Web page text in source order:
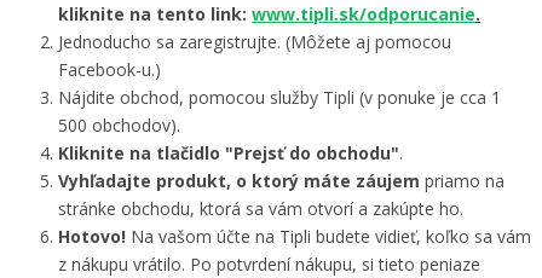
kliknite na tento link: www.tipli.sk/odporucanie.
Jednoducho sa zaregistrujte. (Môžete aj pomocou
Facebook-u.)
Nájdite obchod, pomocou služby Tipli (v ponuke je cca 1
500 obchodov).
Kliknite na tlačidlo "Prejsť do obchodu".
Vyhľadajte produkt, o ktorý máte záujem priamo na
stránke obchodu, ktorá sa vám otvorí a zakúpte ho.
Hotovo! Na vašom účte na Tipli budete vidieť, koľko sa vám
z nákupu vrátilo. Po potvrdení nákupu, si tieto peniaze